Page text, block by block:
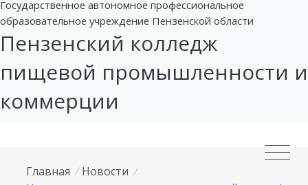
Государственное автономное профессиональное
образовательное учреждение Пензенской области
Пензенский колледж
пищевой промышленности и
коммерции
Главная / Новости /